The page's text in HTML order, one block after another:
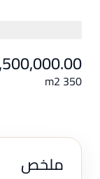
350 m2
ملخص